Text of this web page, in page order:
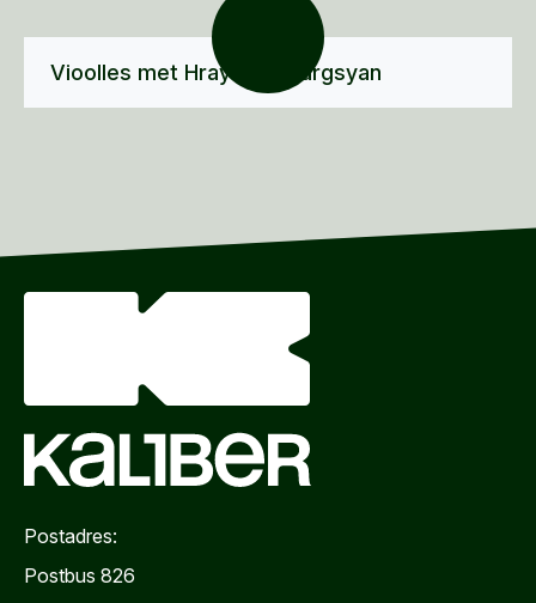
Vioolles met Hrayr Ter-Sargsyan
Postadres:
Postbus 826